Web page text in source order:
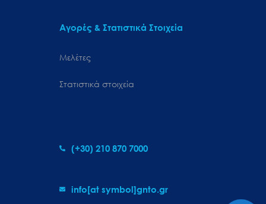
Αγορές & Στατιστικά Στοιχεία
Μελέτες
Στατιστικά στοιχεία
(+30) 210 870 7000
info[at symbol]gnto.gr